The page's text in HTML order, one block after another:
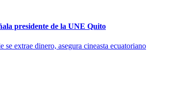
presidente de la UNE Quito